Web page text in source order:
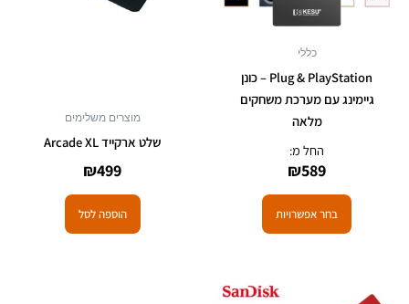
כללי
Plug & PlayStation – כונן
גיימינג עם מערכת משחקים
מלאה
החל מ:
₪589
בחר אפשרויות
את
בעמוד
המוצר
מוצרים משלימים
שלט ארקייד Arcade XL
₪499
הוספה לסל
למוצר